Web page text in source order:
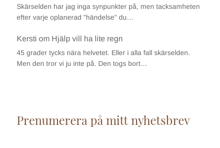
Skärselden har jag inga synpunkter på, men tacksamheten
efter varje oplanerad ”händelse” du…
Kersti om Hjälp vill ha lite regn
45 grader tycks nära helvetet. Eller i alla fall skärselden.
Men den tror vi ju inte på. Den togs bort…
Prenumerera på mitt nyhetsbrev